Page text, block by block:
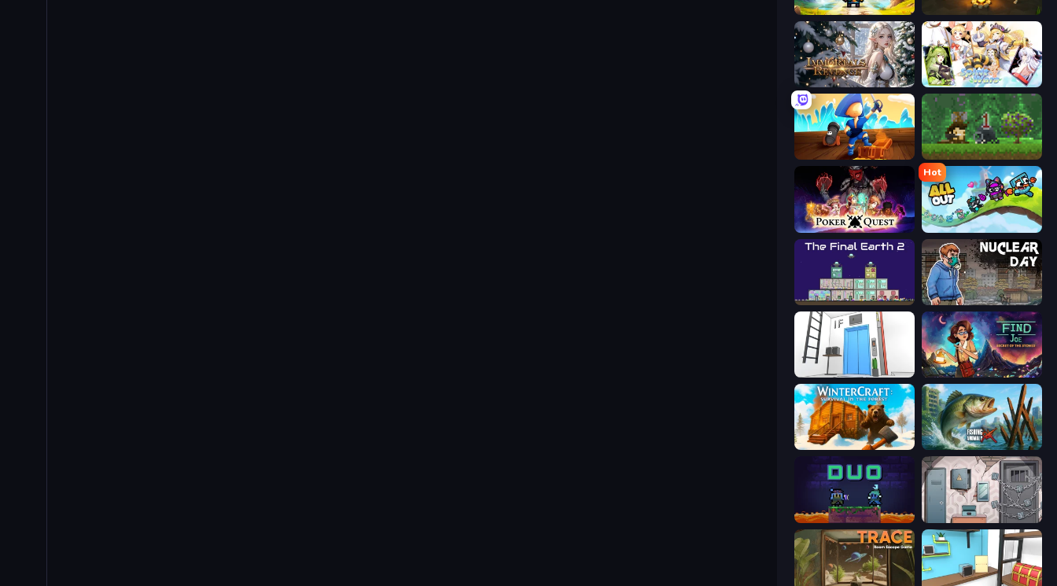
Cup Heroes Skillfite.io
Immortals Revenge Spirit Wars
Captains Idle Aground
Poker Quest
Hot
All Out
The Final Earth 2 Nuclear Day
Elevator Room Escape Find Joe: Secret of The Stones
WinterCraft: Survival in the Forest Fishing Anomaly
Duo Cube Stories: Escape